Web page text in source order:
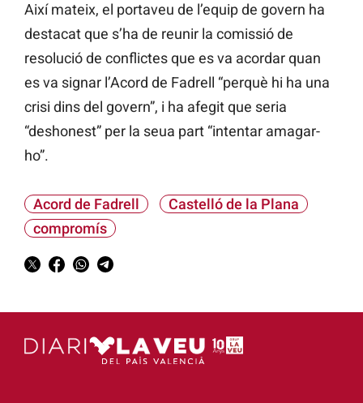
Així mateix, el portaveu de l’equip de govern ha
destacat que s’ha de reunir la comissió de
resolució de conflictes que es va acordar quan
es va signar l’Acord de Fadrell “perquè hi ha una
crisi dins del govern”, i ha afegit que seria
“deshonest” per la seua part “intentar amagar-
ho”.
Acord de Fadrell
Castelló de la Plana
compromís